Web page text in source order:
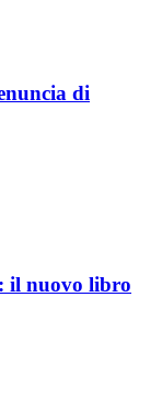
di
il nuovo libro